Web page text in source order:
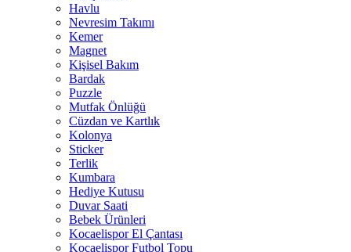
Havlu
Nevresim Takımı
Kemer
Magnet
Kişisel Bakım
Bardak
Puzzle
Mutfak Önlüğü
Cüzdan ve Kartlık
Kolonya
Sticker
Terlik
Kumbara
Hediye Kutusu
Duvar Saati
Bebek Ürünleri
Kocaelispor El Çantası
Kocaelispor Futbol Topu